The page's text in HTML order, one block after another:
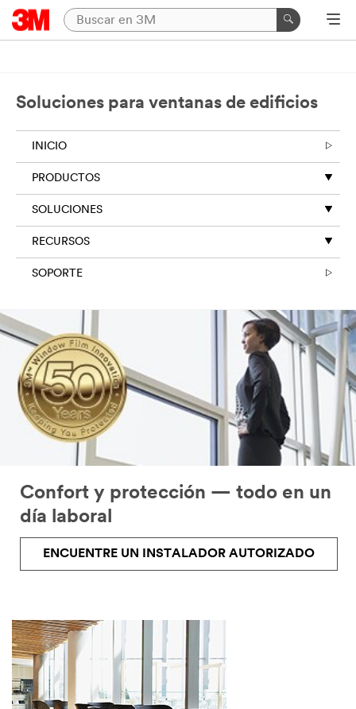
Soluciones para ventanas de edificios
INICIO
PRODUCTOS
SOLUCIONES
RECURSOS
SOPORTE
Confort y protección — todo en un
día laboral
ENCUENTRE UN INSTALADOR AUTORIZADO